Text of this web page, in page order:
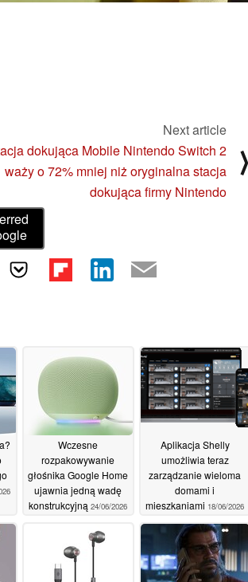
Next article
dokująca Mobile Nintendo Switch 2
waży o 72% mniej niż oryginalna stacja
dokująca firmy Nintendo
⟩
Wczesne
rozpakowywanie
głośnika Google Home
ujawnia jedną wadę
konstrukcyjną 24/06/2026
Aplikacja Shelly
umożliwia teraz
zarządzanie wieloma
domami i
mieszkaniami 18/06/2026